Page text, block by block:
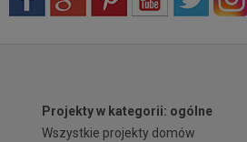
Projekty w kategorii: ogólne
Wszystkie projekty domów